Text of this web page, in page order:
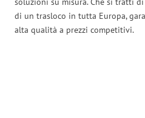
di un trasloco in tutta Europa,
alta qualità a prezzi competitivi.